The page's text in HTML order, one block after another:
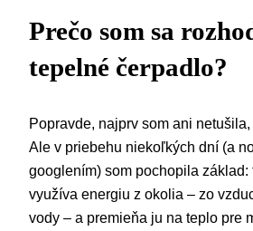
Prečo som sa
tepelné čerpadlo?
Popravde, najprv som ani
Ale v priebehu niekoľkých dní (a
googlením) som pochopila
využíva energiu z okolia – zo
vody – a premieňa ju na teplo pre